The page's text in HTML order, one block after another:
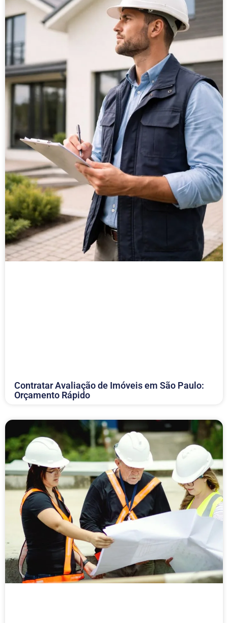
Contratar Avaliação de Imóveis em São Paulo:
Orçamento Rápido